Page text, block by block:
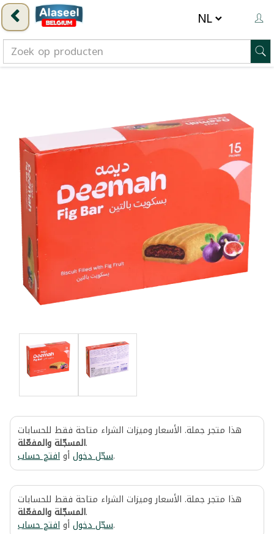
هذا متجر جملة. الأسعار وميزات الشراء متاحة فقط للحسابات
المسجّلة والمفعّلة.
سجّل دخولأوافتح حساب .
هذا متجر جملة. الأسعار وميزات الشراء متاحة فقط للحسابات
المسجّلة والمفعّلة.
سجّل دخولأوافتح حساب .